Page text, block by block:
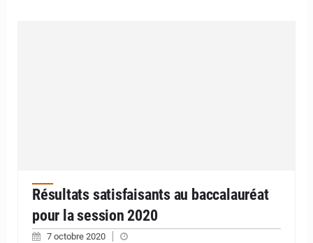
Résultats satisfaisants au baccalauréat
pour la session 2020
7 octobre 2020